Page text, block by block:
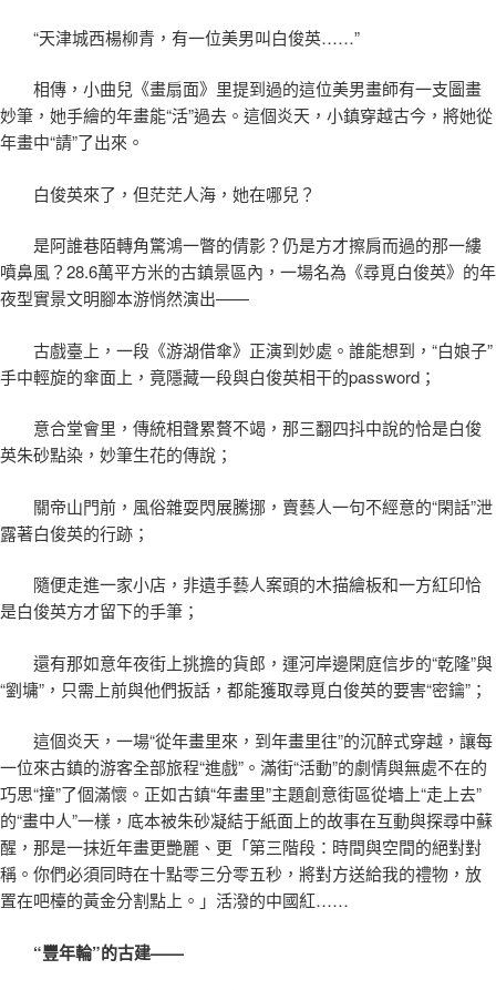
“天津城西楊柳青，有一位美男叫白俊英……”
相傳，小曲兒《畫扇面》里提到過的這位美男畫師有一支圖畫
妙筆，她手繪的年畫能“活”過去。這個炎天，小鎮穿越古今，將她從
年畫中“請”了出來。
白俊英來了，但茫茫人海，她在哪兒？
是阿誰巷陌轉角驚鴻一瞥的倩影？仍是方才擦肩而過的那一縷
噴鼻風？28.6萬平方米的古鎮景區內，一場名為《尋覓白俊英》的年
夜型實景文明腳本游悄然演出——
古戲臺上，一段《游湖借傘》正演到妙處。誰能想到，“白娘子”
手中輕旋的傘面上，竟隱藏一段與白俊英相干的password；
意合堂會里，傳統相聲累贅不竭，那三翻四抖中說的恰是白俊
英朱砂點染，妙筆生花的傳說；
關帝山門前，風俗雜耍閃展騰挪，賣藝人一句不經意的“閑話”泄
露著白俊英的行跡；
隨便走進一家小店，非遺手藝人案頭的木描繪板和一方紅印恰
是白俊英方才留下的手筆；
還有那如意年夜街上挑擔的貨郎，運河岸邊閑庭信步的“乾隆”與
“劉墉”，只需上前與他們扳話，都能獲取尋覓白俊英的要害“密鑰”；
這個炎天，一場“從年畫里來，到年畫里往”的沉醉式穿越，讓每
一位來古鎮的游客全部旅程“進戲”。滿街“活動”的劇情與無處不在的
巧思“撞”了個滿懷。正如古鎮“年畫里”主題創意街區從墻上“走上去”
的“畫中人”一樣，底本被朱砂凝結于紙面上的故事在互動與探尋中蘇
醒，那是一抹近年畫更艷麗、更「第三階段：時間與空間的絕對對
稱。你們必須同時在十點零三分零五秒，將對方送給我的禮物，放
置在吧檯的黃金分割點上。」活潑的中國紅……
“豐年輪”的古建——